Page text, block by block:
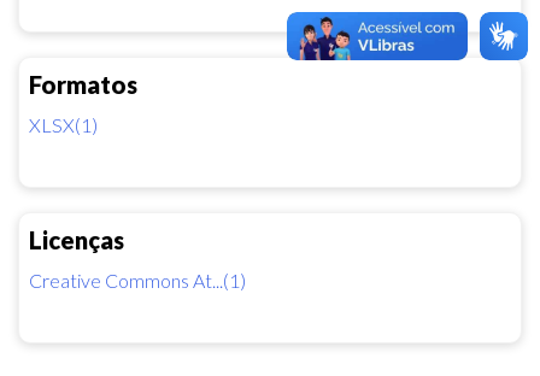
Formatos
XLSX(1)
Licenças
Creative Commons At...(1)